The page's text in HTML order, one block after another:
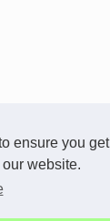
ensure you get
website.